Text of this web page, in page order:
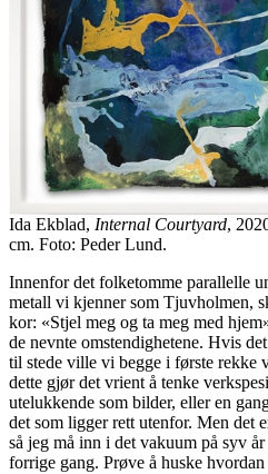
Ida Ekblad, Internal Courtyard,
cm. Foto: Peder Lund.
Innenfor det folketomme parallelle
metall vi kjenner som Tjuvholmen,
kor: «Stjel meg og ta meg med
de nevnte omstendighetene. Hvis
til stede ville vi begge i første rekke
dette gjør det vrient å tenke
utelukkende som bilder, eller en
det som ligger rett utenfor. Men det
så jeg må inn i det vakuum på syv
forrige gang. Prøve å huske hvordan